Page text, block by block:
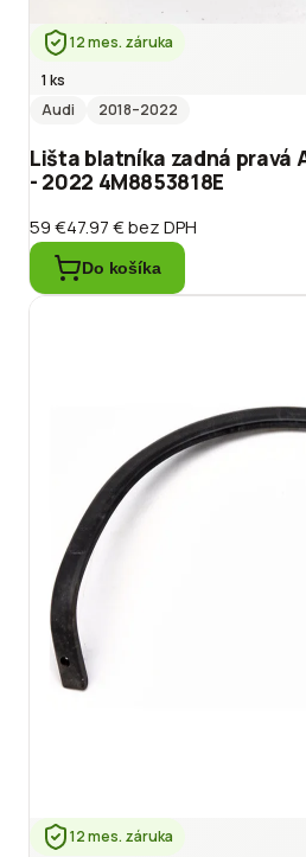
12 mes. záruka
1 ks
Audi
2018–2022
Lišta blatníka zadná pravá
- 2022 4M8853818E
59 €47.97 €bez DPH
Do košíka
12 mes. záruka